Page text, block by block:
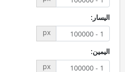
اليسار:
px
اليمين:
px